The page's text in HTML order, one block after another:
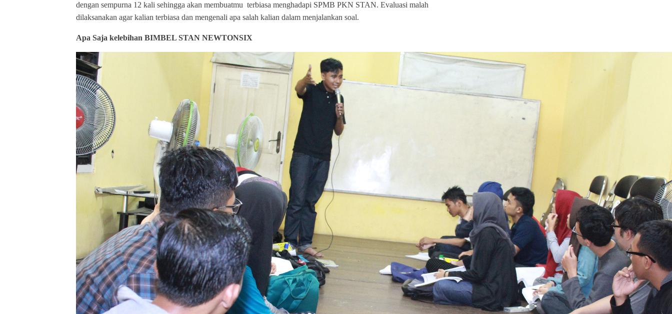
dengan sempurna 12 kali sehingga akan membuatmu terbiasa menghadapi SPMB PKN STAN. Evaluasi malah
dilaksanakan agar kalian terbiasa dan mengenali apa salah kalian dalam menjalankan soal.
Apa Saja kelebihan BIMBEL STAN NEWTONSIX